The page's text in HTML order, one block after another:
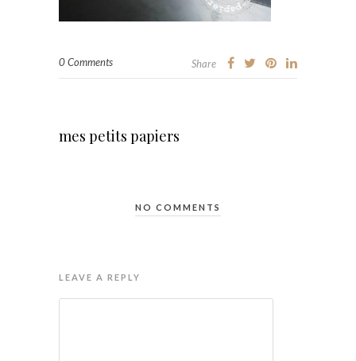
0 Comments Share
mes petits papiers
NO COMMENTS
LEAVE A REPLY